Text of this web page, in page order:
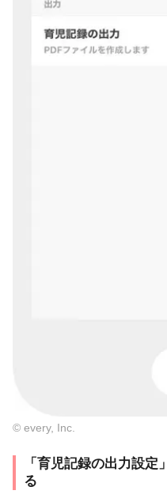
© every, Inc.
「育児記録の出力設
る